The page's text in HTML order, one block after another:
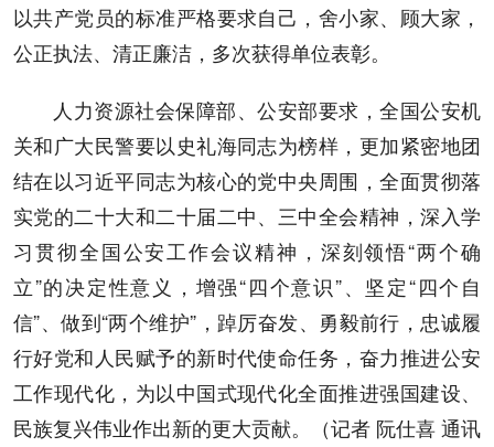
以共产党员的标准严格要求自己，舍小家、顾大家，
公正执法、清正廉洁，多次获得单位表彰。
人力资源社会保障部、公安部要求，全国公安机
关和广大民警要以史礼海同志为榜样，更加紧密地团
结在以习近平同志为核心的党中央周围，全面贯彻落
实党的二十大和二十届二中、三中全会精神，深入学
习贯彻全国公安工作会议精神，深刻领悟“两个确
立”的决定性意义，增强“四个意识”、坚定“四个自
信”、做到“两个维护”，踔厉奋发、勇毅前行，忠诚履
行好党和人民赋予的新时代使命任务，奋力推进公安
工作现代化，为以中国式现代化全面推进强国建设、
民族复兴伟业作出新的更大贡献。（记者 阮仕喜 通讯